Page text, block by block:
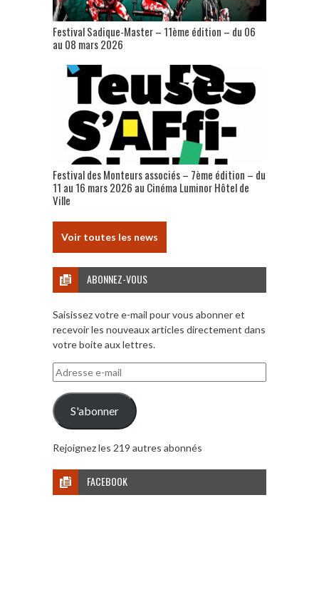
Festival Sadique-Master – 11ème édition – du 06
au 08 mars 2026
Festival des Monteurs associés – 7ème édition – du
11 au 16 mars 2026 au Cinéma Luminor Hôtel de
Ville
Voir toutes les news
ABONNEZ-VOUS
Saisissez votre e-mail pour vous abonner et
recevoir les nouveaux articles directement dans
votre boite aux lettres.
Adresse
e-
mail
S'abonner
Rejoignez les 219 autres abonnés
FACEBOOK